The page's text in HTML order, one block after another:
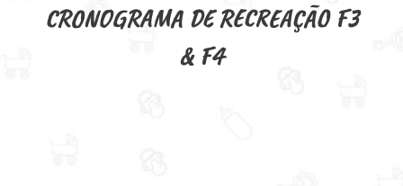
CRONOGRAMA DE RECREAÇÃO F3
& F4